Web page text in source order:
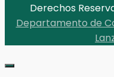
Derechos
Departamento de